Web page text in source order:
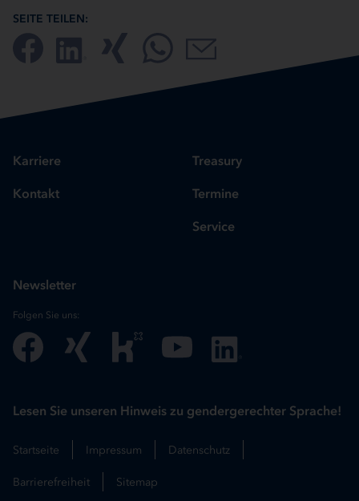
SEITE TEILEN:
Karriere
Kontakt
Treasury
Termine
Service
Newsletter
Folgen Sie uns:
Lesen Sie unseren Hinweis zu gendergerechter Sprache!
Startseite Impressum Datenschutz
Barrierefreiheit Sitemap